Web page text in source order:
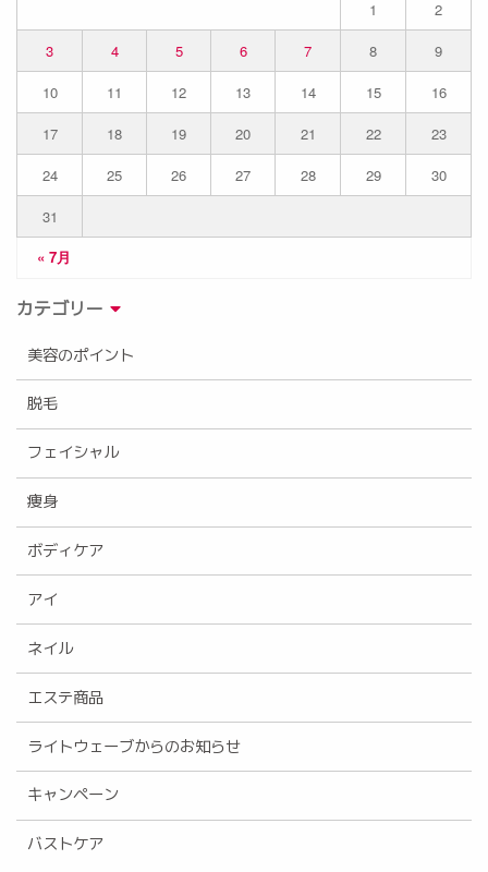
« 7月
1
2
3
4 5 6 7 8
9
10
11 12 13 14 15
16
17
18 19 20 21 22
23
24
25 26 27 28 29
30
31
カテゴリー
美容のポイント
脱毛
フェイシャル
痩身
ボディケア
アイ
ネイル
エステ商品
ライトウェーブからのお知らせ
キャンペーン
バストケア